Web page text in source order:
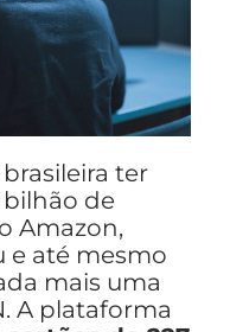
ter
bilhão de
Amazon,
e até mesmo
mais uma
A plataforma